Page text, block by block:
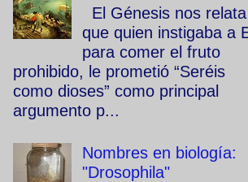
El Génesis nos relata
que quien instigaba a
para comer el fruto
prohibido, le prometió “Seréis
como dioses” como principal
argumento p...
Nombres en biología:
"Drosophila"